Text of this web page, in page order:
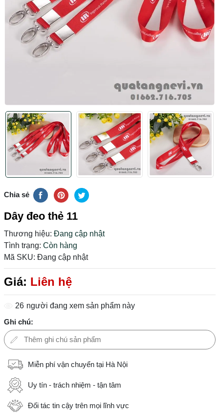
Chia sẻ
Dây đeo thẻ 11
Thương hiệu: Đang cập nhật
Tình trạng: Còn hàng
Mã SKU: Đang cập nhật
Giá: Liên hệ
26 người đang xem sản phẩm này
Ghi chú:
Miễn phí vận chuyển tại Hà Nội
Uy tín - trách nhiệm - tận tâm
Đối tác tin cậy trên mọi lĩnh vực